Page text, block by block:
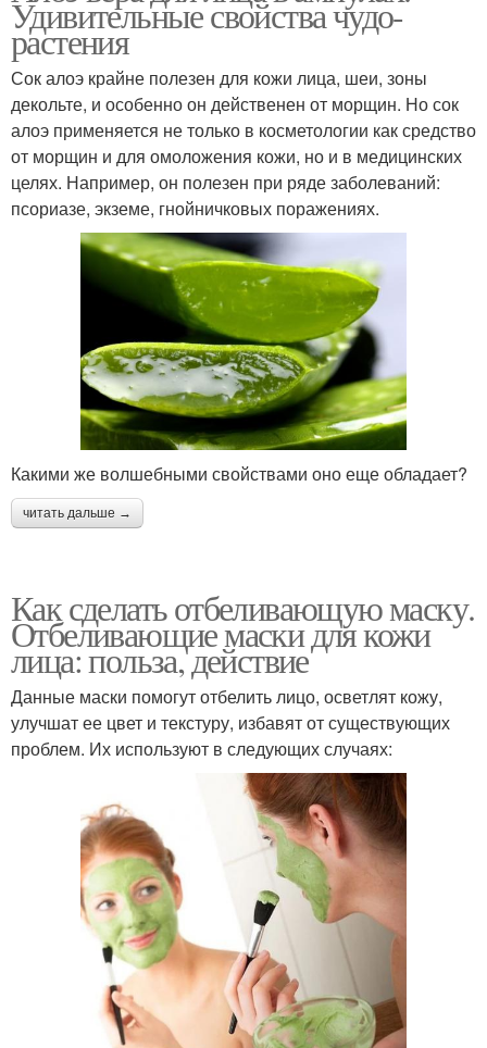
Удивительные свойства чудо-
растения
Сок алоэ крайне полезен для кожи лица, шеи, зоны
декольте, и особенно он действенен от морщин. Но сок
алоэ применяется не только в косметологии как средство
от морщин и для омоложения кожи, но и в медицинских
целях. Например, он полезен при ряде заболеваний:
псориазе, экземе, гнойничковых поражениях.
Какими же волшебными свойствами оно еще обладает?
читать дальше →
Как сделать отбеливающую маску.
Отбеливающие маски для кожи
лица: польза, действие
Данные маски помогут отбелить лицо, осветлят кожу,
улучшат ее цвет и текстуру, избавят от существующих
проблем. Их используют в следующих случаях: